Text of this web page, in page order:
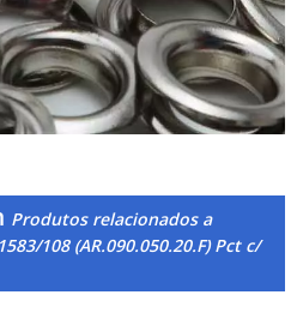
Produtos relacionados a
108 (AR.090.050.20.F) Pct c/